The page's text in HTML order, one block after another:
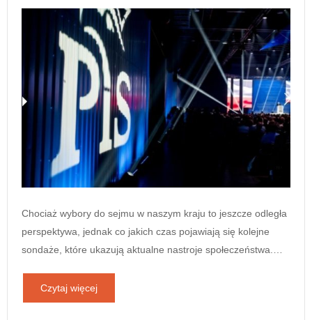
Chociaż wybory do sejmu w naszym kraju to jeszcze odległa
perspektywa, jednak co jakich czas pojawiają się kolejne
sondaże, które ukazują aktualne nastroje społeczeństwa.…
Czytaj więcej